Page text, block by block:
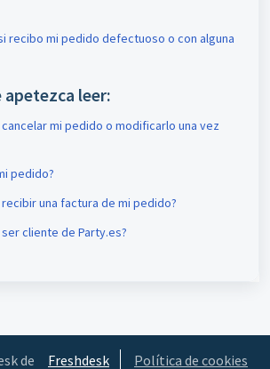
recibo mi pedido defectuoso o con alguna
apetezca leer:
cancelar mi pedido o modificarlo una vez
pedido?
recibir una factura de mi pedido?
cliente de Party.es?
de Freshdesk Política de cookies